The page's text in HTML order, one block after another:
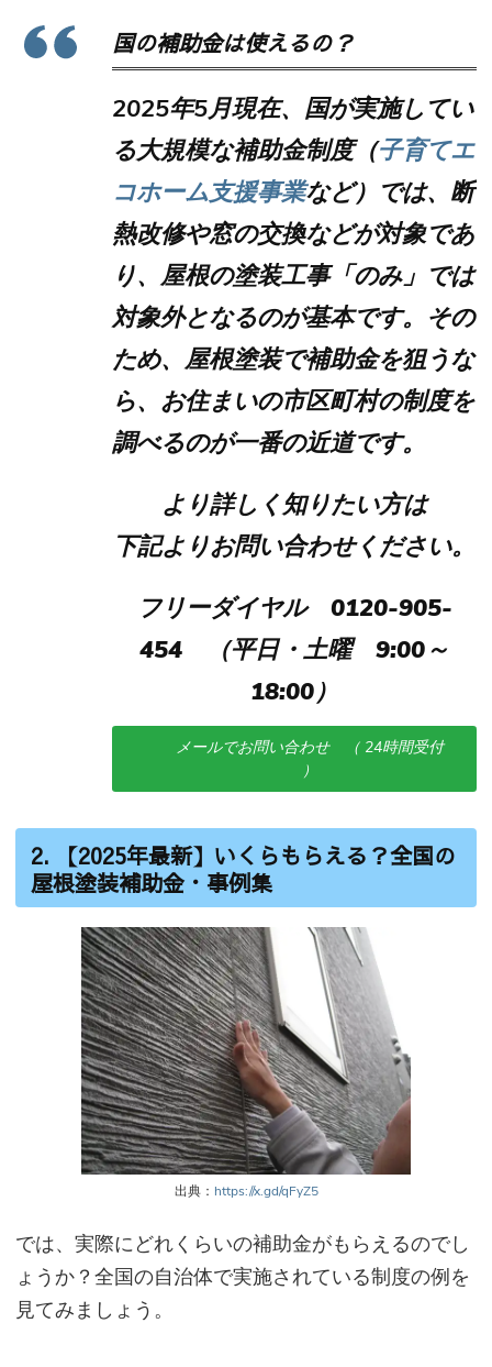
国の補助金は使えるの？
2025年5月現在、国が実施してい
る大規模な補助金制度（子育てエ
コホーム支援事業など）では、断
熱改修や窓の交換などが対象であ
り、 屋根の塗装工事「のみ」では
対象外となるのが基本です。その
ため、屋根塗装で補助金を狙うな
ら、 お住まいの市区町村の制度を
調べるのが一番の近道です。
より詳しく知りたい方は
下記よりお問い合わせください。
フリーダイヤル 0120-905-
454 （平日・土曜 9:00～
18:00）
メールでお問い合わせ （ 24時間受付
）
2. 【2025年最新】いくらもらえる？全国の
屋根塗装補助金・事例集
出典： https://x.gd/qFyZ5
では、実際にどれくらいの補助金がもらえるのでし
ょうか？全国の自治体で実施されている制度の例を
見てみましょう。